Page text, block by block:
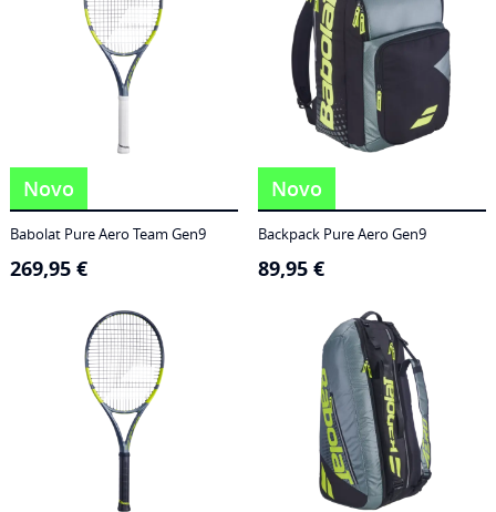
Novo
Babolat Pure Aero Team Gen9
269,95 €
Novo
Backpack Pure Aero Gen9
89,95 €